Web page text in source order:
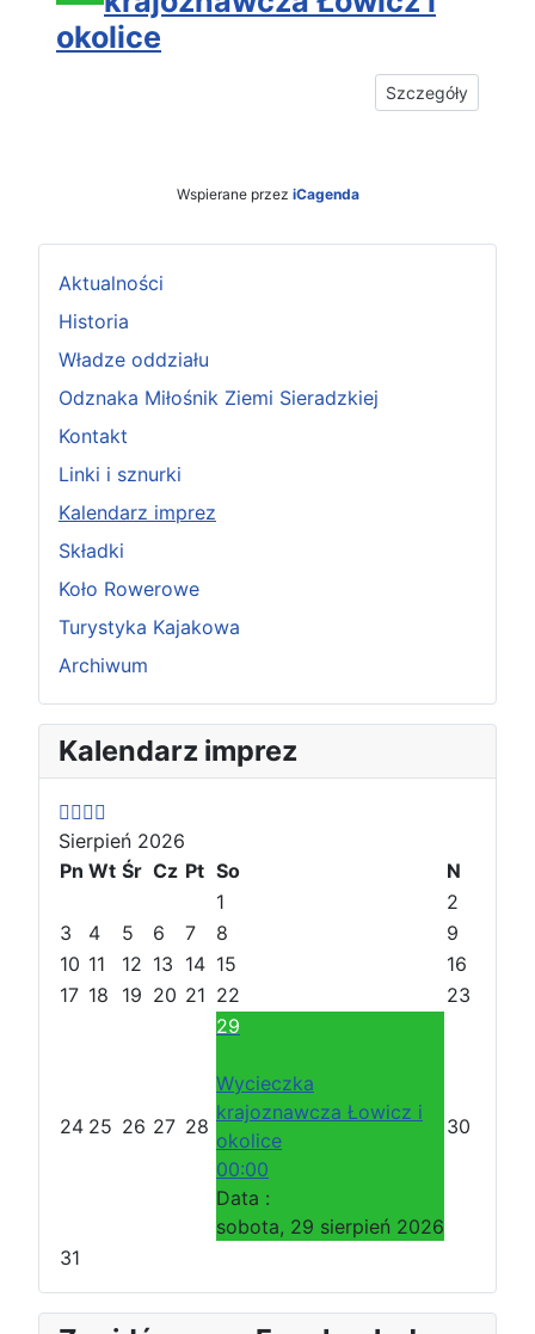
Aktualności
Historia
Władze oddziału
Odznaka Miłośnik Ziemi Sieradzkiej
Kontakt
Linki i sznurki
Kalendarz imprez
Składki
Koło Rowerowe
Turystyka Kajakowa
Archiwum
Kalendarz imprez
P
o
p
r
z
e
n
i
r
P
o
p
r
z
e
i
m
ą
N
a
s
t
ę
p
y
o
N
a
s
t
ę
p
y
m
i
c
Sierpień 2026
Pn Wt Śr Cz Pt So
N
1
2
3
4 5 6 7 8
9
10 11 12 13 14 15
16
17 18 19 20 21 22 23
24 25 26 27 28
29
Wycieczka
krajoznawcza Łowicz i
okolice
00:00
Data :
sobota, 29 sierpień 2026
30
31
okolice
Szczegóły
Wspierane przez iCagenda